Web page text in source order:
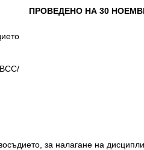
ПРОВЕДЕНО НА 30
ВСС/
за налагане на